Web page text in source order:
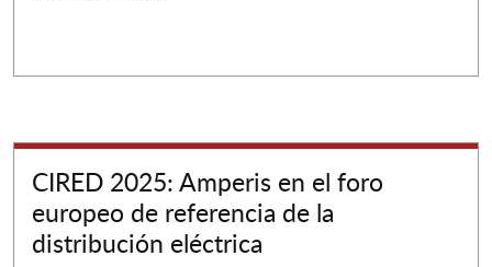
CIRED 2025: Amperis en el foro
europeo de referencia de la
distribución eléctrica